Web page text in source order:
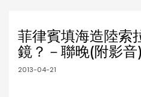
菲律賓填海造陸
鏡？－聯晚(附影音)
2013-04-21